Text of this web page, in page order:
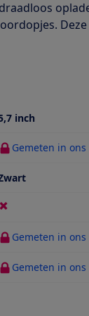
inch
Gemeten in
na
Gemeten in
Gemeten in